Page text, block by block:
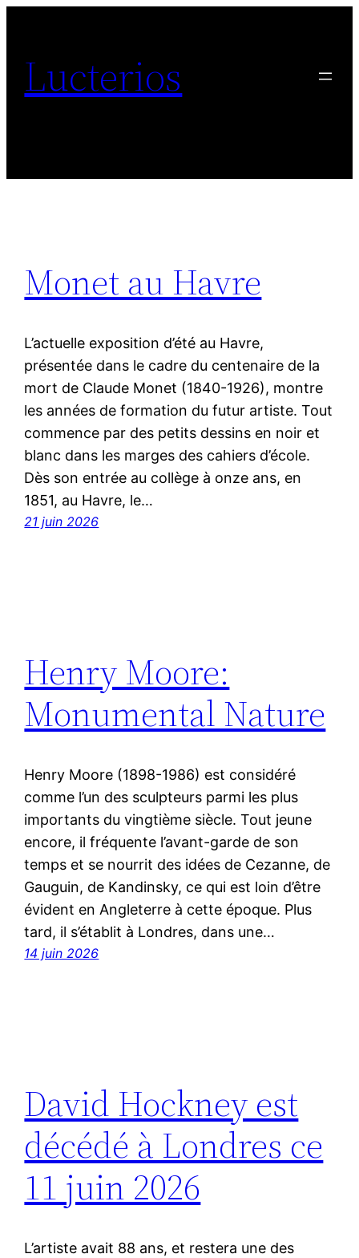
contenu
Lucterios
Monet au Havre
L’actuelle exposition d’été au Havre,
présentée dans le cadre du centenaire de la
mort de Claude Monet (1840-1926), montre
les années de formation du futur artiste. Tout
commence par des petits dessins en noir et
blanc dans les marges des cahiers d’école.
Dès son entrée au collège à onze ans, en
1851, au Havre, le…
21 juin 2026
Henry Moore:
Monumental Nature
Henry Moore (1898-1986) est considéré
comme l’un des sculpteurs parmi les plus
importants du vingtième siècle. Tout jeune
encore, il fréquente l’avant-garde de son
temps et se nourrit des idées de Cezanne, de
Gauguin, de Kandinsky, ce qui est loin d’être
évident en Angleterre à cette époque. Plus
tard, il s’établit à Londres, dans une…
14 juin 2026
David Hockney est
décédé à Londres ce
11 juin 2026
L’artiste avait 88 ans, et restera une des